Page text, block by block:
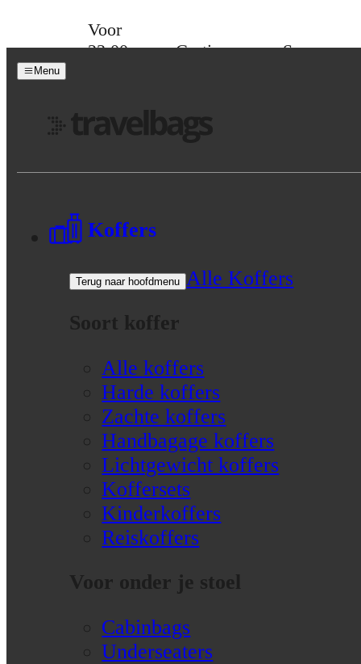
Voor
23:00
Gratis
Spaar
Menu
Koffers
Terug naar hoofdmenu
Alle Koffers
Soort koffer
Alle koffers
Harde koffers
Zachte koffers
Handbagage koffers
Lichtgewicht koffers
Koffersets
Kinderkoffers
Reiskoffers
Voor onder je stoel
Cabinbags
Underseaters